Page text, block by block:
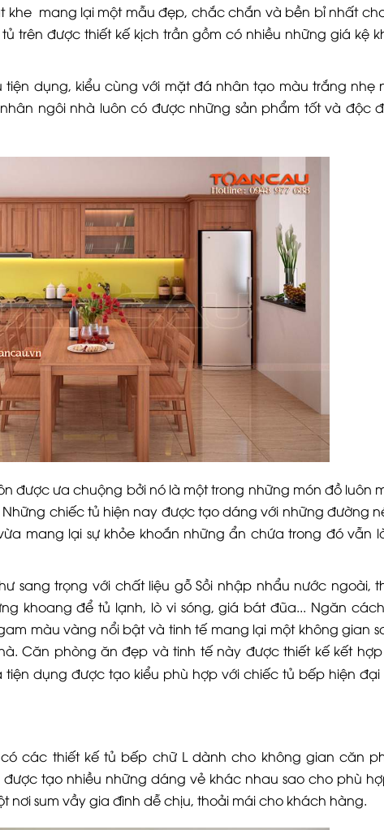
khe mang lại một mẫu đẹp, chắc chắn và bền bỉ nhất
trên được thiết kế kịch trần gồm có nhiều những giá kệ
dụng, kiểu cùng với mặt đá nhân tạo màu trắng nhẹ
ngôi nhà luôn có được những sản phẩm tốt và độc
được ưa chuộng bởi nó là một trong những món đồ luôn
chiếc tủ hiện nay được tạo dáng với những đường
mang lại sự khỏe khoắn những ẩn chứa trong đó vẫn
sang trọng với chất liệu gỗ Sồi nhập nhẩu nước ngoài,
khoang để tủ lạnh, lò vi sóng, giá bát đũa... Ngăn
màu vàng nổi bật và tinh tế mang lại một không gian
Căn phòng ăn đẹp và tinh tế này được thiết kế kết
tiện dụng được tạo kiểu phù hợp với chiếc tủ bếp hiện
các thiết kế tủ bếp chữ L dành cho không gian căn
tạo nhiều những dáng vẻ khác nhau sao cho phù
sum vầy gia đình dễ chịu, thoải mái cho khách hàng.